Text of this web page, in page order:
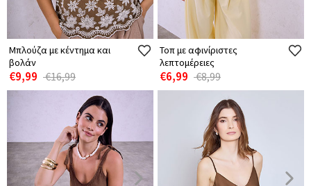
Μπλούζα με κέντημα και
βολάν
€9,99 €16,99
Τοπ με αφινίριστες
λεπτομέρειες
€6,99 €8,99